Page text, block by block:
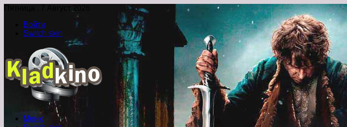
Пятница , 7 Август 2026
Войти
Switch skin
Меню